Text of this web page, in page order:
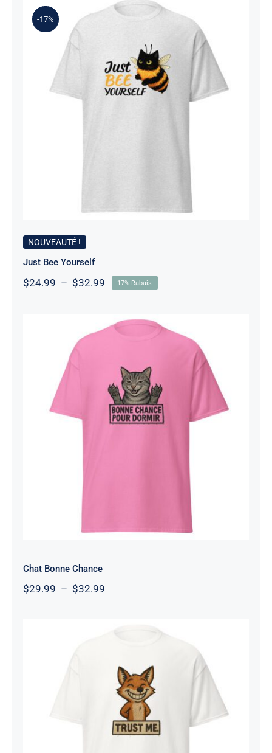
-17%
NOUVEAUTÉ !
Just Bee Yourself
$24.99 – $32.99Plage
$24.99
à
17% Rabais
Chat Bonne Chance
Chat Bonne Chance
$29.99 – $32.99Plage
Fox Trust Me